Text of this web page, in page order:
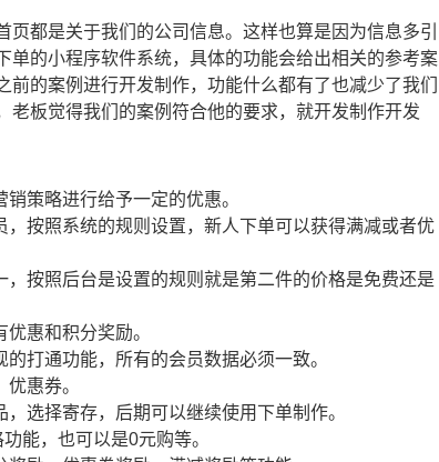
都是关于我们的公司信息。这样也算是因为信息多引
的小程序软件系统，具体的功能会给出相关的参考案
的案例进行开发制作，功能什么都有了也减少了我们
板觉得我们的案例符合他的要求，就开发制作开发
策略进行给予一定的优惠。
按照系统的规则设置，新人下单可以获得满减或者优
按照后台是设置的规则就是第二件的价格是免费还是
惠和积分奖励。
打通功能，所有的会员数据必须一致。
惠券。
选择寄存，后期可以继续使用下单制作。
能，也可以是0元购等。